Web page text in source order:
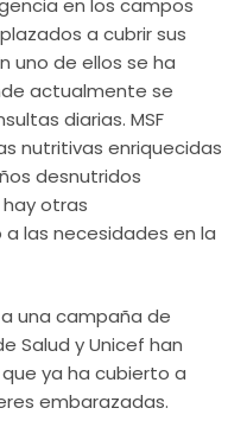
en los campos
a cubrir sus
uno de ellos se ha
actualmente se
diarias. MSF
nutritivas enriquecidas
desnutridos
otras
las necesidades en la
una campaña de
Salud y Unicef han
ya ha cubierto a
embarazadas.